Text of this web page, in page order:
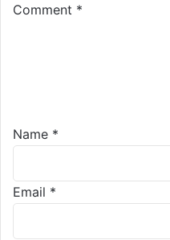
Comment *
Name *
Email *